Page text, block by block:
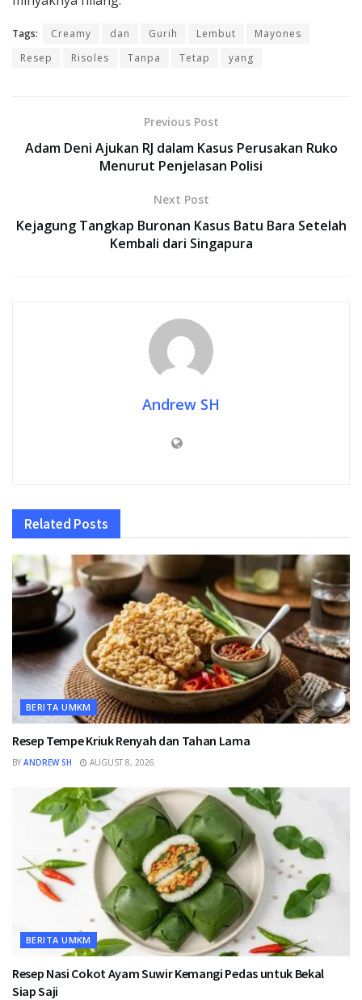
Tags: Creamy dan Gurih Lembut
Mayones
Resep
Risoles Tanpa Tetap yang
Previous Post
Adam Deni Ajukan RJ dalam Kasus Perusakan Ruko
Menurut Penjelasan Polisi
Next Post
Kejagung Tangkap Buronan Kasus Batu Bara Setelah
Kembali dari Singapura
Andrew SH
Related Posts
BERITA UMKM
Resep Tempe Kriuk Renyah dan Tahan Lama
BY ANDREW SH AUGUST 8, 2026
BERITA UMKM
Resep Nasi Cokot Ayam Suwir Kemangi Pedas untuk Bekal
Siap Saji